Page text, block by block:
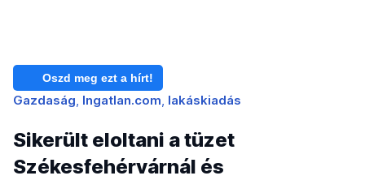
Oszd meg ezt a hírt!
Gazdaság Ingatlan.com lakáskiadás
Sikerült eloltani a tüzet
Székesfehérvárnál és